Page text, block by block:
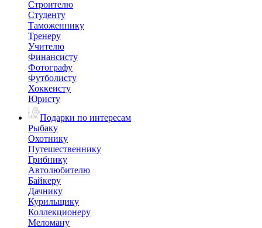
Строителю
Студенту
Таможеннику
Тренеру
Учителю
Финансисту
Фотографу
Футболисту
Хоккеисту
Юристу
Подарки по интересам
Рыбаку
Охотнику
Путешественнику
Грибнику
Автолюбителю
Байкеру
Дачнику
Курильщику
Коллекционеру
Меломану